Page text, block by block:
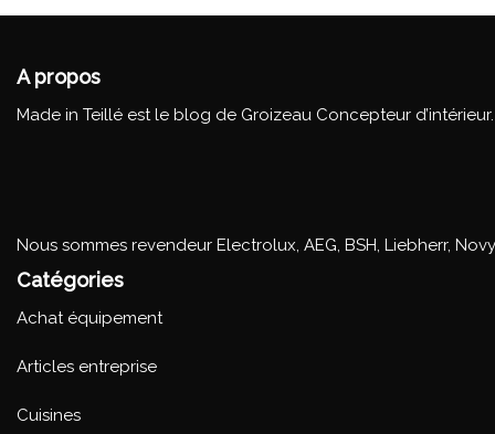
A propos
Made in Teillé est le blog de Groizeau Concepteur
Nous sommes revendeur Electrolux, AEG, BSH, Liebherr,
Catégories
Achat équipement
Articles entreprise
Cuisines